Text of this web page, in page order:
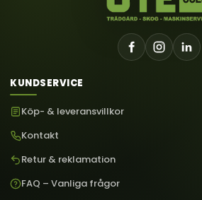
KUNDSERVICE
Köp- & leveransvillkor
Kontakt
Retur & reklamation
FAQ – Vanliga frågor